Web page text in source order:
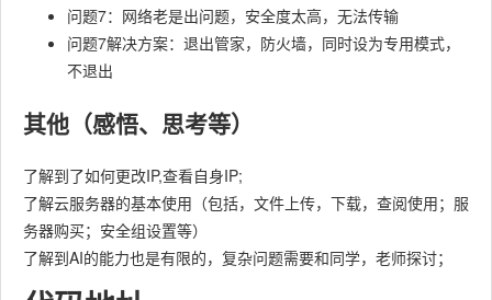
问题7：网络老是出问题，安全度太高，无法传输
问题7解决方案：退出管家，防火墙，同时设为专用模式，
不退出
其他（感悟、思考等）
了解到了如何更改IP,查看自身IP;
了解云服务器的基本使用（包括，文件上传，下载，查阅使用；服
务器购买；安全组设置等）
了解到AI的能力也是有限的，复杂问题需要和同学，老师探讨；